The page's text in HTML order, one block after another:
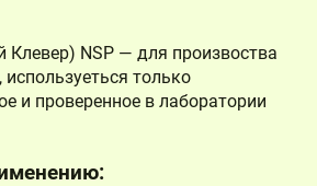
Клевер) NSP — для произвоства
только
и проверенное в лаборатории